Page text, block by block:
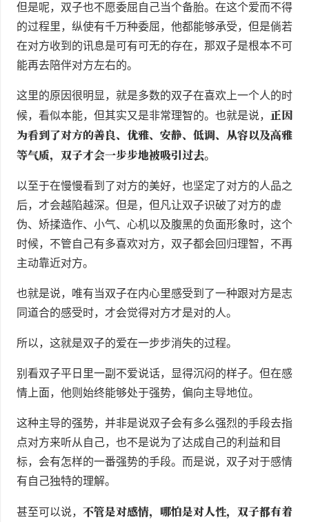
但是呢，双子也不愿委屈自己当个备胎。在这个爱而不得
的过程里，纵使有千万种委屈，他都能够承受，但是倘若
在对方收到的讯息是可有可无的存在，那双子是根本不可
能再去陪伴对方左右的。
这里的原因很明显，就是多数的双子在喜欢上一个人的时
候，看似本能，但其实又是非常理智的。也就是说， 正因
为看到了对方的善良、优雅、安静、低调、从容以及高雅
等气质，双子才会一步步地被吸引过去。
以至于在慢慢看到了对方的美好，也坚定了对方的人品之
后，才会越陷越深。但是，但凡让双子识破了对方的虚
伪、矫揉造作、小气、心机以及腹黑的负面形象时，这个
时候，不管自己有多喜欢对方，双子都会回归理智，不再
主动靠近对方。
也就是说，唯有当双子在内心里感受到了一种跟对方是志
同道合的感受时，才会觉得对方才是对的人。
所以，这就是双子的爱在一步步消失的过程。
别看双子平日里一副不爱说话，显得沉闷的样子。但在感
情上面，他则始终能够处于强势，偏向主导地位。
这种主导的强势，并非是说双子会有多么强烈的手段去指
点对方来听从自己，也不是说为了达成自己的利益和目
标，会有怎样的一番强势的手段。而是说，双子对于感情
有自己独特的理解。
甚至可以说， 不管是对感情，哪怕是对人性，双子都有着